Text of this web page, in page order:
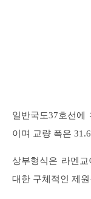
일반국도37호선에
이며 교량 폭은
상부형식은 라멘
대한 구체적인 제